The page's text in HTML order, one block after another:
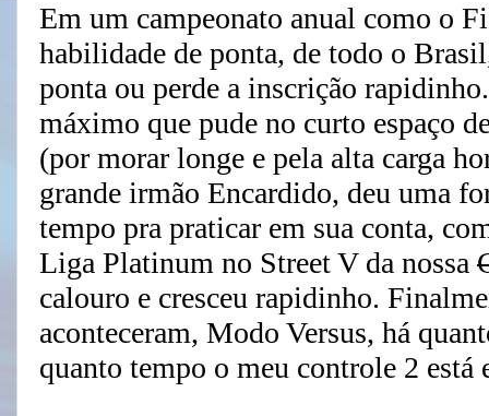
Em um campeonato anual como o
habilidade de ponta, de todo o
ponta ou perde a inscrição
máximo que pude no curto espaço
(por morar longe e pela alta carga
grande irmão Encardido, deu uma
tempo pra praticar em sua conta,
Liga Platinum no Street V da nossa
calouro e cresceu rapidinho.
aconteceram, Modo Versus, há
quanto tempo o meu controle 2 está